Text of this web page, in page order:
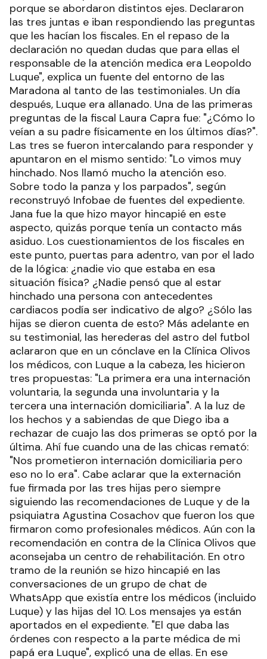
porque se abordaron distintos ejes. Declararon
las tres juntas e iban respondiendo las preguntas
que les hacían los fiscales. En el repaso de la
declaración no quedan dudas que para ellas el
responsable de la atención medica era Leopoldo
Luque", explica un fuente del entorno de las
Maradona al tanto de las testimoniales. Un día
después, Luque era allanado. Una de las primeras
preguntas de la fiscal Laura Capra fue: "¿Cómo lo
veían a su padre físicamente en los últimos días?".
Las tres se fueron intercalando para responder y
apuntaron en el mismo sentido: "Lo vimos muy
hinchado. Nos llamó mucho la atención eso.
Sobre todo la panza y los parpados", según
reconstruyó Infobae de fuentes del expediente.
Jana fue la que hizo mayor hincapié en este
aspecto, quizás porque tenía un contacto más
asiduo. Los cuestionamientos de los fiscales en
este punto, puertas para adentro, van por el lado
de la lógica: ¿nadie vio que estaba en esa
situación física? ¿Nadie pensó que al estar
hinchado una persona con antecedentes
cardiacos podía ser indicativo de algo? ¿Sólo las
hijas se dieron cuenta de esto? Más adelante en
su testimonial, las herederas del astro del futbol
aclararon que en un cónclave en la Clínica Olivos
los médicos, con Luque a la cabeza, les hicieron
tres propuestas: "La primera era una internación
voluntaria, la segunda una involuntaria y la
tercera una internación domiciliaria". A la luz de
los hechos y a sabiendas de que Diego iba a
rechazar de cuajo las dos primeras se optó por la
última. Ahí fue cuando una de las chicas remató:
"Nos prometieron internación domiciliaria pero
eso no lo era". Cabe aclarar que la externación
fue firmada por las tres hijas pero siempre
siguiendo las recomendaciones de Luque y de la
psiquiatra Agustina Cosachov que fueron los que
firmaron como profesionales médicos. Aún con la
recomendación en contra de la Clínica Olivos que
aconsejaba un centro de rehabilitación. En otro
tramo de la reunión se hizo hincapié en las
conversaciones de un grupo de chat de
WhatsApp que existía entre los médicos (incluido
Luque) y las hijas del 10. Los mensajes ya están
aportados en el expediente. "El que daba las
órdenes con respecto a la parte médica de mi
papá era Luque", explicó una de ellas. En ese